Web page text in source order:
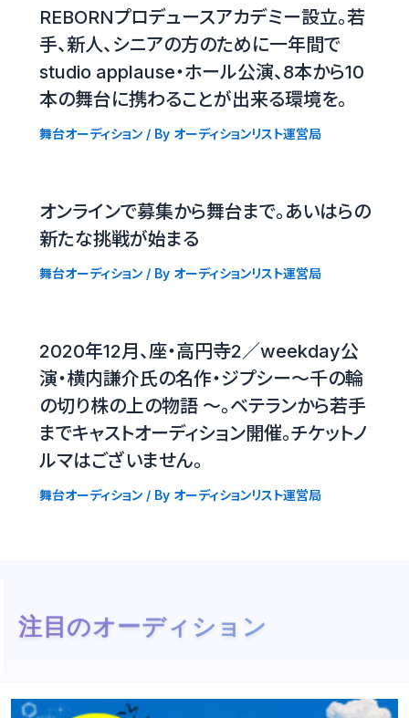
REBORNプロデュースアカデミー設立。若
手、新人、シニアの方のために一年間で
studio applause・ホール公演、8本から10
本の舞台に携わることが出来る環境を。
舞台オーディション/ By オーディションリスト運営局
オンラインで募集から舞台まで。あいはらの
新たな挑戦が始まる
舞台オーディション/ By オーディションリスト運営局
2020年12月、座・高円寺2／weekday公
演・横内謙介氏の名作・ジプシー〜千の輪
の切り株の上の物語 〜。ベテランから若手
までキャストオーディション開催。チケットノ
ルマはございません。
舞台オーディション/ By オーディションリスト運営局
注目のオーディション